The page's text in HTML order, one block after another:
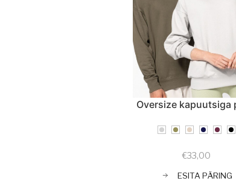
Oversize kapuutsiga
€33,00
ESITA PÄRING